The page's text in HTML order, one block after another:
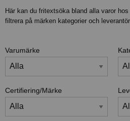
Här kan du fritextsöka bland alla varor
filtrera på märken kategorier och
Varumärke
Certifiering/Märke